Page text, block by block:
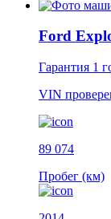
Ford
Гарантия 1
VIN
89 074
Пробег (км)